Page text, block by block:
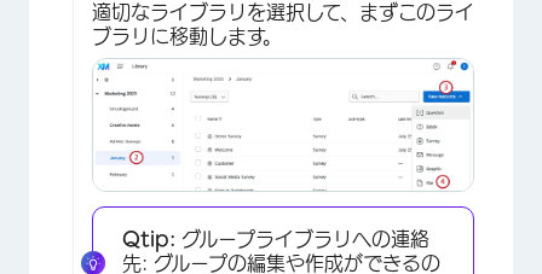
適切なライブラリを選択して、まずこのライ
ブラリに移動します。
Qtip: グループライブラリへの連絡
先: グループの編集や作成ができるの